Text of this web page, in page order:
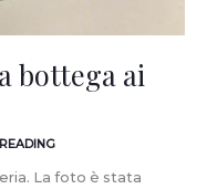
bottega ai
La foto è stata